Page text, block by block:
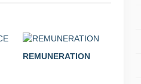
REMUNERATION